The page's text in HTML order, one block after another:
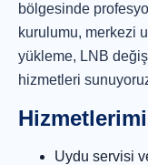
bölgesinde
kurulumu, merkezi
yükleme, LNB
hizmetleri
Uydu servisi